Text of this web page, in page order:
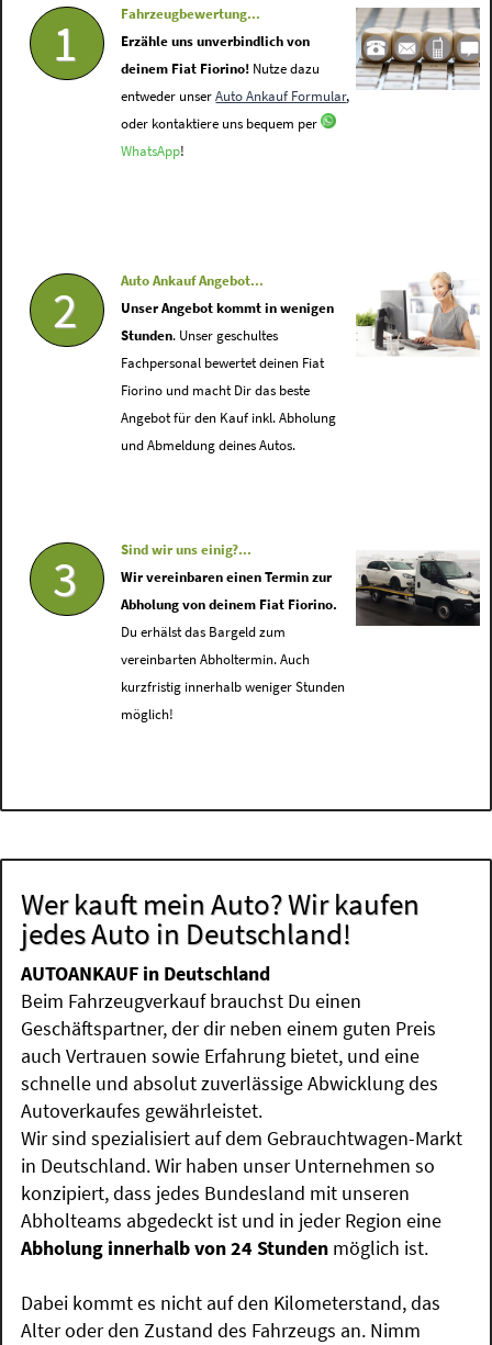
1
Fahrzeugbewertung...
Erzähle uns unverbindlich von
deinem Fiat Fiorino! Nutze dazu
entweder unserAuto Ankauf Formular,
oder kontaktiere uns bequem per
WhatsApp!
2
Auto Ankauf Angebot...
Unser Angebot kommt in wenigen
Stunden. Unser geschultes
Fachpersonal bewertet deinen Fiat
Fiorino und macht Dir das beste
Angebot für den Kauf inkl. Abholung
und Abmeldung deines Autos.
3
Sind wir uns einig?...
Wir vereinbaren einen Termin zur
Abholung von deinem Fiat Fiorino.
Du erhälst das Bargeld zum
vereinbarten Abholtermin. Auch
kurzfristig innerhalb weniger Stunden
möglich!
Wer kauft mein Auto? Wir kaufen
jedes Auto in Deutschland!
AUTOANKAUF in Deutschland
Beim Fahrzeugverkauf brauchst Du einen
Geschäftspartner, der dir neben einem guten Preis
auch Vertrauen sowie Erfahrung bietet, und eine
schnelle und absolut zuverlässige Abwicklung des
Autoverkaufes gewährleistet.
Wir sind spezialisiert auf dem Gebrauchtwagen-Markt
in Deutschland. Wir haben unser Unternehmen so
konzipiert, dass jedes Bundesland mit unseren
Abholteams abgedeckt ist und in jeder Region eine
Abholung innerhalb von 24 Stunden möglich ist.
Dabei kommt es nicht auf den Kilometerstand, das
Alter oder den Zustand des Fahrzeugs an. Nimm